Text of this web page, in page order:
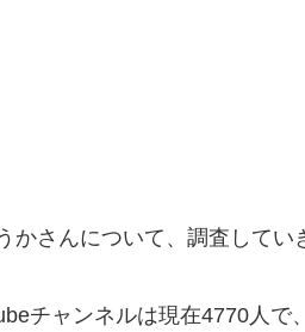
かさんについて、調査してい
チャンネルは現在4770人